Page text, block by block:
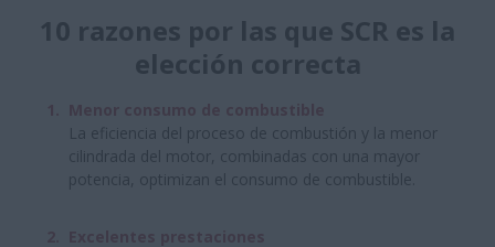
10 razones por las que SCR es la
elección correcta
La eficiencia del proceso de combustión y la menor
cilindrada del motor, combinadas con una mayor
potencia, optimizan el consumo de combustible.